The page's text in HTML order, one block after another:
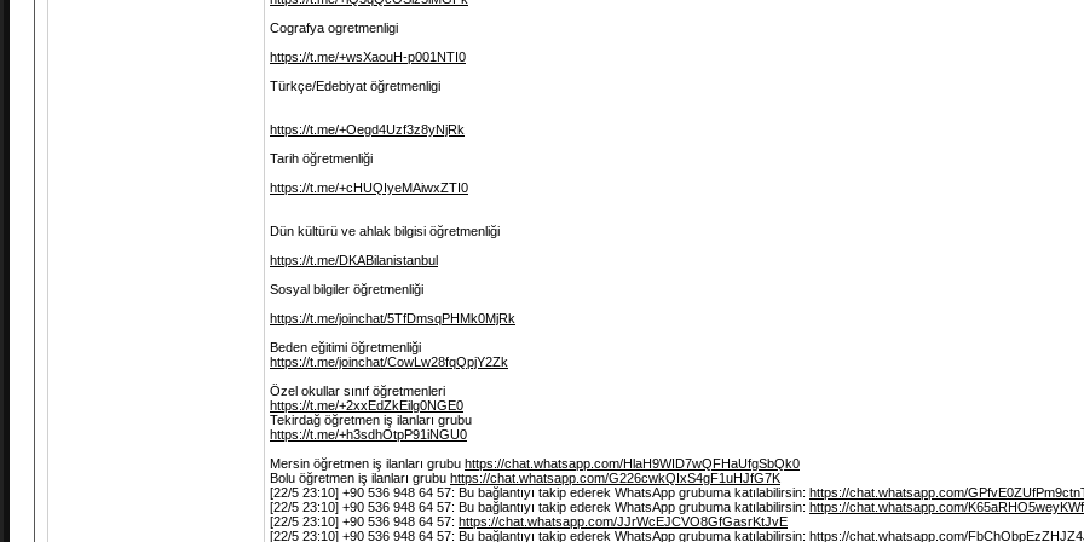
Cografya ogretmenligi
https://t.me/+wsXaouH-p001NTI0
Türkçe/Edebiyat öğretmenligi
https://t.me/+Oegd4Uzf3z8yNjRk
Tarih öğretmenliği
https://t.me/+cHUQIyeMAiwxZTI0
Dün kültürü ve ahlak bilgisi öğretmenliği
https://t.me/DKABilanistanbul
Sosyal bilgiler öğretmenliği
https://t.me/joinchat/5TfDmsqPHMk0MjRk
Beden eğitimi öğretmenliği
https://t.me/joinchat/CowLw28fqQpjY2Zk
Özel okullar sınıf öğretmenleri
https://t.me/+2xxEdZkEilg0NGE0
Tekirdağ öğretmen iş ilanları grubu
https://t.me/+h3sdhOtpP91iNGU0
Mersin öğretmen iş ilanları grubu https://chat.whatsapp.com/HlaH9WID7wQFHaUfgSbQk0
Bolu öğretmen iş ilanları grubu https://chat.whatsapp.com/G226cwkQIxS4gF1uHJfG7K
[22/5 23:10] +90 536 948 64 57: Bu bağlantıyı takip ederek WhatsApp grubuma katılabilirsin: https://chat.whatsapp.com/
[22/5 23:10] +90 536 948 64 57: Bu bağlantıyı takip ederek WhatsApp grubuma katılabilirsin: https://chat.whatsapp.com/
[22/5 23:10] +90 536 948 64 57: https://chat.whatsapp.com/JJrWcEJCVO8GfGasrKtJvE
[22/5 23:10] +90 536 948 64 57: Bu bağlantıyı takip ederek WhatsApp grubuma katılabilirsin: https://chat.whatsapp.com/